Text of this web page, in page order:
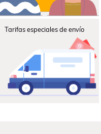
Tarifas especialesde envío